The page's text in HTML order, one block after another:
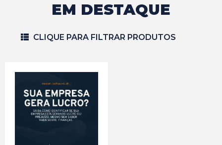
EM DESTAQUE
CLIQUE PARA FILTRAR PRODUTOS